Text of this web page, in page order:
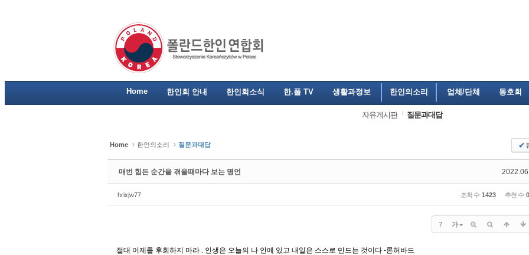
Home 한인회 안내 한인회소식 한.폴 TV 생활과정보 한인의소리 업체/단체 동호회
자유게시판 질문과대답
Home 한인의소리 질문과대답 ✔
매번 힘든 순간을 겪을때마다 보는 명언
hrixjw77 조회 수 1423 추천 수 0
? 가
절대 어제를 후회하지 마라 . 인생은 오늘의 나 안에 있고 내일은 스스로 만드는 것이다 -론허바드